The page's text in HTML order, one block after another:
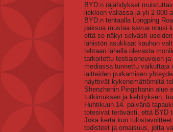
BYD:n räjähdykset
liekkien vallassa ja yli 2 000
BYD:n tehtaalla Longping
paksua mustaa savua nousi
että se näkyi selvästi
lähistön asukkaat kauhun
tehtaan lähellä olevasta
tarkoitettu testiajoneuvojen
mediassa tunnettu
laitteiden purkamisen
näyttivät kykenemättömiltä
Shenzhenin Pingshanin alue
tutkimuksen ja kehityksen,
Huhtikuun 14. päivänä
totesivat terävästi, että BYD
Joka kerta kun
todisteet ja omaisuus, jotta